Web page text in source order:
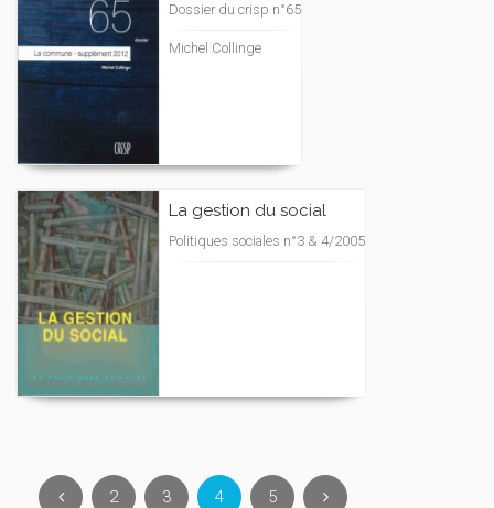
Dossier du crisp n°65
Michel Collinge
La gestion du social
Politiques sociales n°3 & 4/2005
2 3 4 5